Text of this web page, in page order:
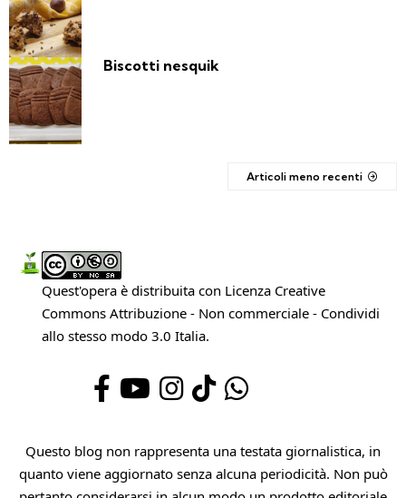
Biscotti nesquik
Articoli meno recenti
Quest'opera è distribuita con Licenza Creative
Commons Attribuzione - Non commerciale - Condividi
allo stesso modo 3.0 Italia.
Questo blog non rappresenta una testata giornalistica, in
quanto viene aggiornato senza alcuna periodicità. Non può